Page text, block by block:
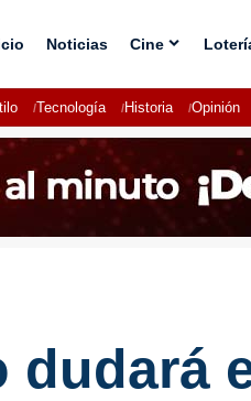
Noticias Cine
Tecnología Historia Opinión
dudará